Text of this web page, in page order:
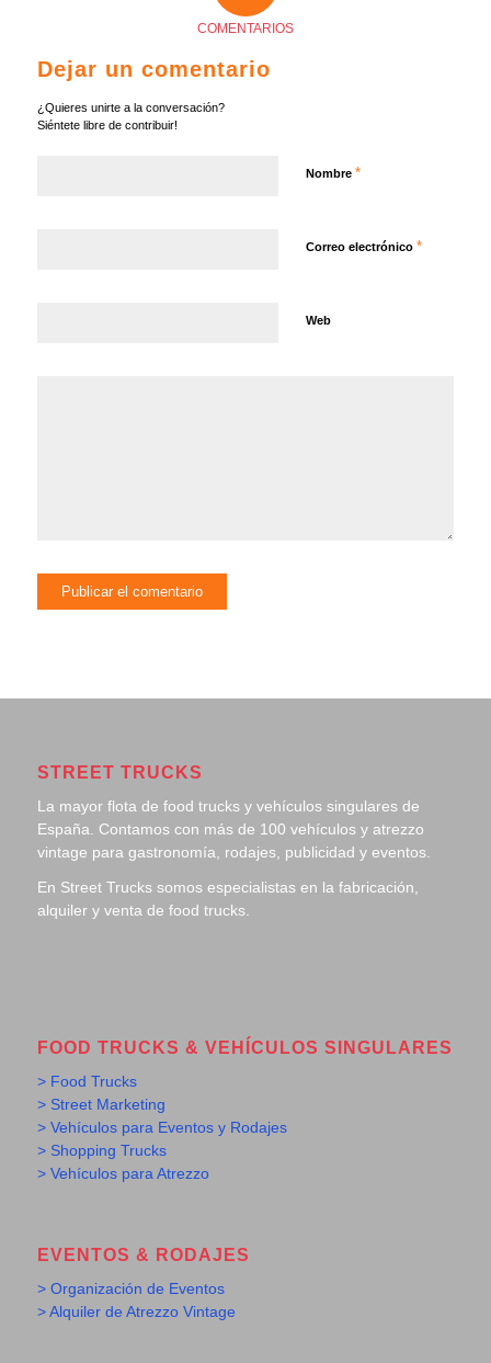
COMENTARIOS
Dejar un comentario
¿Quieres unirte a la conversación?
Siéntete libre de contribuir!
Nombre *
Correo electrónico *
Web
STREET TRUCKS
La mayor flota de food trucks y vehículos singulares de
España. Contamos con más de 100 vehículos y atrezzo
vintage para gastronomía, rodajes, publicidad y eventos.
En Street Trucks somos especialistas en la fabricación,
alquiler y venta de food trucks.
FOOD TRUCKS & VEHÍCULOS SINGULARES
> Food Trucks
> Street Marketing
> Vehículos para Eventos y Rodajes
> Shopping Trucks
> Vehículos para Atrezzo
EVENTOS & RODAJES
> Organización de Eventos
> Alquiler de Atrezzo Vintage